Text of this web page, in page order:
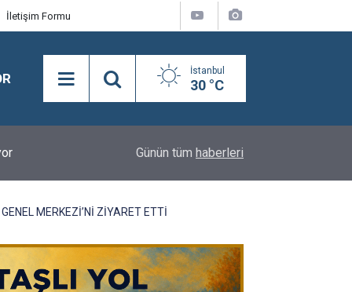
İletişim Formu
İstanbul
30 °C
Topatan Kavunu ve Selimpaşa'nın Meşhur
Günün tüm haberleri
MERKEZİ’Nİ ZİYARET ETTİ